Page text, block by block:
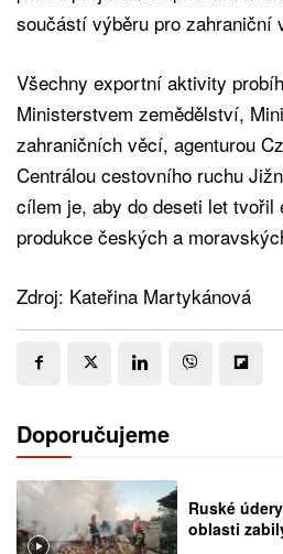
součástí výběru pro zahraniční
Všechny exportní aktivity
Ministerstvem zemědělství,
zahraničních věcí, agenturou
Centrálou cestovního ruchu
cílem je, aby do deseti let tvořil
produkce českých a
Zdroj: Kateřina Martykánová
Doporučujeme
Ruské
oblasti